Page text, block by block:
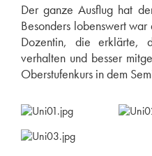
Der ganze Ausflug hat
Besonders lobenswert
Dozentin, die erklärte,
verhalten und besser
Oberstufenkurs in dem